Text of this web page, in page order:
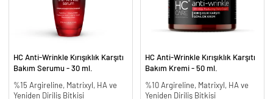
HC Anti-Wrinkle Kırışıklık Karşıtı
Bakım Serumu - 30 ml.
%15 Argireline, Matrixyl, HA ve
Yeniden Diriliş Bitkisi
HC Anti-Wrinkle Kırışıklık Karşıtı
Bakım Kremi - 50 ml.
%10 Argireline, Matrixyl, HA ve
Yeniden Diriliş Bitkisi